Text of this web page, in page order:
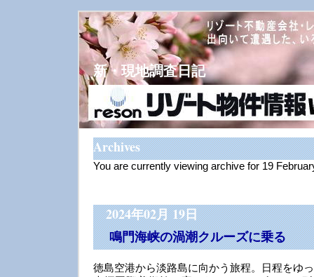
新・現地調査日記
Archives
You are currently viewing archive for 19
2024年02月 19日
鳴門海峡の渦潮クルーズに乗る
徳島空港から淡路島に向かう旅程。日程をゆ